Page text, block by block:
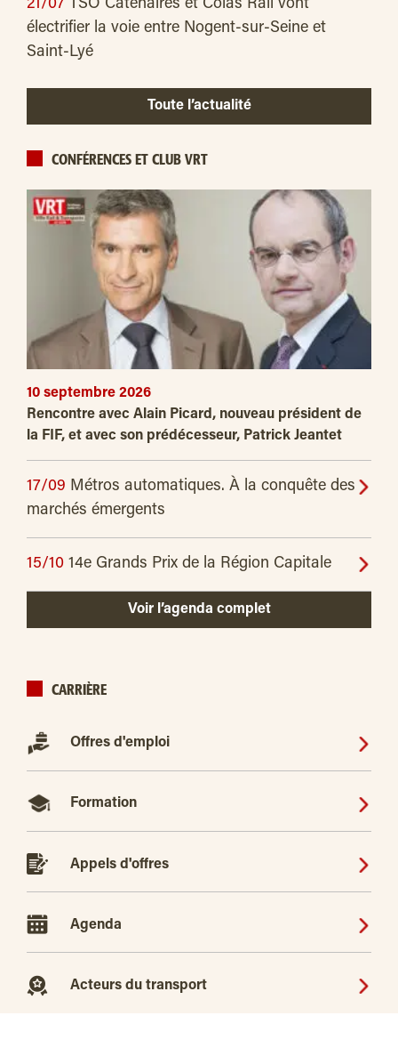
21/07
TSO Caténaires et Colas Rail vont
électrifier la voie entre Nogent-sur-Seine et
Saint-Lyé
Toute l’actualité
CONFÉRENCES ET CLUB VRT
10 septembre 2026
Rencontre avec Alain Picard, nouveau président de
la FIF, et avec son prédécesseur, Patrick Jeantet
17/09 Métros automatiques. À la conquête des
marchés émergents
15/10 14e Grands Prix de la Région Capitale
Voir l’agenda complet
CARRIÈRE
Offres d'emploi
Formation
Appels d'offres
Agenda
Acteurs du transport